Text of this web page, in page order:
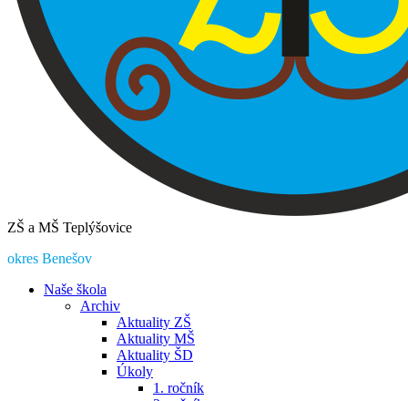
ZŠ a MŠ Teplýšovice
okres Benešov
Naše škola
Archiv
Aktuality ZŠ
Aktuality MŠ
Aktuality ŠD
Úkoly
1. ročník